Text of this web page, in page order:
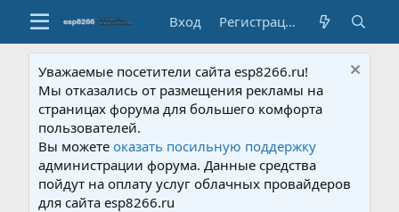
Вход Регистрация
Уважаемые посетители сайта esp8266.ru!
Мы отказались от размещения рекламы на
страницах форума для большего комфорта
пользователей.
Вы можетеоказать посильную поддержку
администрации форума. Данные средства
пойдут на оплату услуг облачных провайдеров
для сайта esp8266.ru